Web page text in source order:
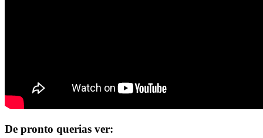
De pronto querias ver: